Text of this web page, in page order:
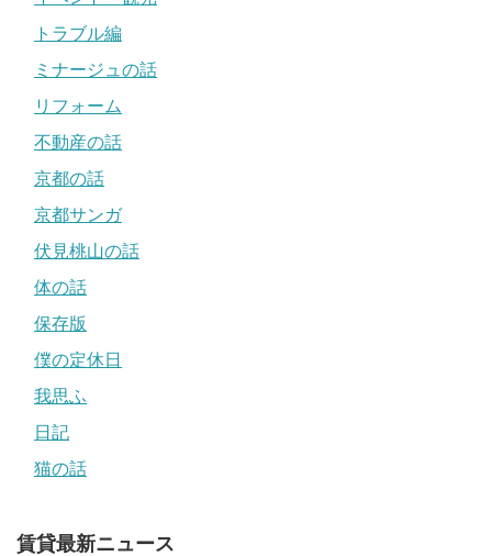
トラブル編
ミナージュの話
リフォーム
不動産の話
京都の話
京都サンガ
伏見桃山の話
体の話
保存版
僕の定休日
我思ふ
日記
猫の話
賃貸最新ニュース